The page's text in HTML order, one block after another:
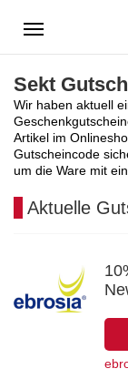
Menü
Sekt
Wir haben aktuell
Artikel im
Gutscheincode
um die Ware mit
Aktuelle